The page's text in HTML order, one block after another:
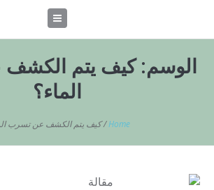
الوسم:كيف يتم
الماء؟
Home
/كيف يتم الكشف عن تسرب
مقالة